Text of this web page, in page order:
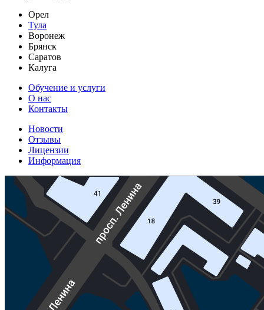
Орел
Тула
Воронеж
Брянск
Саратов
Калуга
Обучение и услуги
О нас
Контакты
Новости
Отзывы
Лицензии
Информация